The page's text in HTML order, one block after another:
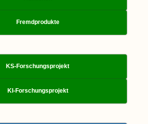
Fremdprodukte
KS-Forschungsprojekt
KI-Forschungsprojekt